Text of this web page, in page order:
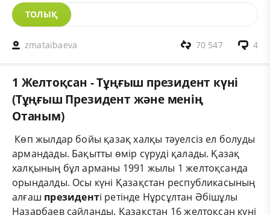
ТОЛЫҚ
zmataibaeva 4
70 547
1 Желтоқсан - Тұңғыш президент күні
(Тұңғыш Президент және менің
Отаным)
Көп жылдар бойы қазақ халқы тәуелсіз ел болуды
армандады. Бақытты өмір сүруді қалады. Қазақ
халқының бұл арманы 1991 жылы 1 желтоқсанда
орындалды. Осы күні Қазақстан республикасының
алғаш президенті ретінде Нұрсұлтан Әбішұлы
Назарбаев сайланды. Қазақстан 16 желтоқсан күні